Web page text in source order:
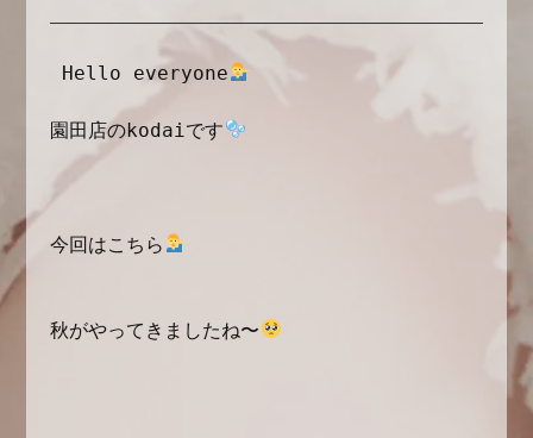
Hello everyone
園田店のkodaiです
今回はこちら
秋がやってきましたね〜